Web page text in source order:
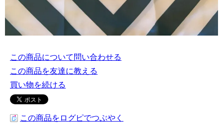
この商品について問い合わせる
この商品を友達に教える
買い物を続ける
この商品をログピでつぶやく